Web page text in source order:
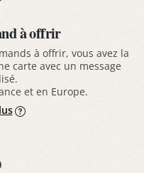
à offrir
à offrir, vous avez la
carte avec un message
et en Europe.